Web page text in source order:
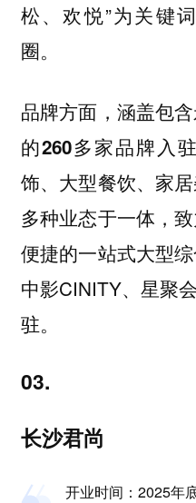
松、欢悦”为关键
圈。
品牌方面，涵盖包
的260多家品牌入
饰、大型餐饮、家
多种业态于一体，
便捷的一站式大型综
中影CINITY、星聚
驻。
03.
长沙君尚
开业时间：2025年